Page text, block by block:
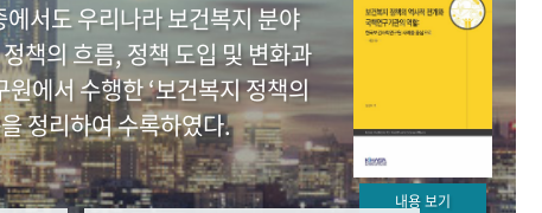
서도 우리나라 보건복지 분야
책의 흐름, 정책 도입 및 변화과
에서 수행한 ‘보건복지 정책의
정리하여 수록하였다.
내용 보기